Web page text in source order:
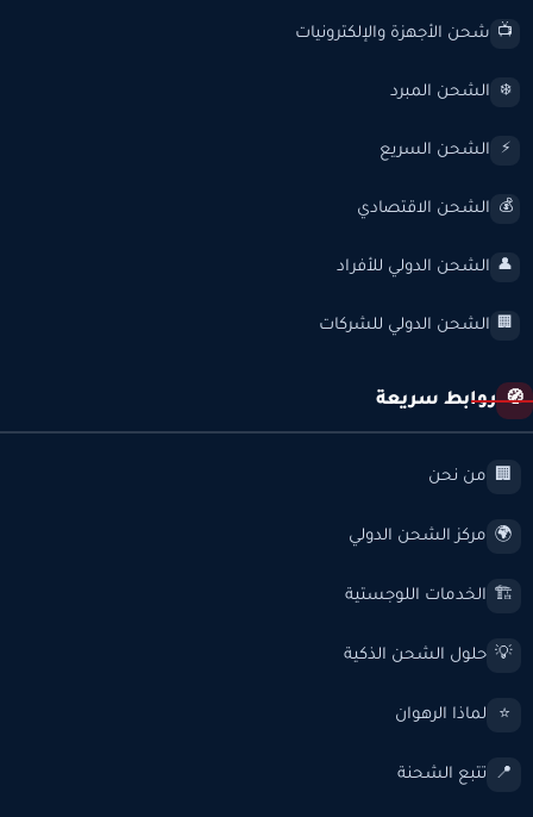
📺 شحن الأجهزة والإلكترونيات
❄️ الشحن المبرد
⚡ الشحن السريع
💰 الشحن الاقتصادي
👤 الشحن الدولي للأفراد
🏢 الشحن الدولي للشركات
🧭 روابط سريعة
🏢 من نحن
🌍 مركز الشحن الدولي
🏗️ الخدمات اللوجستية
💡 حلول الشحن الذكية
⭐ لماذا الرهوان
📍 تتبع الشحنة